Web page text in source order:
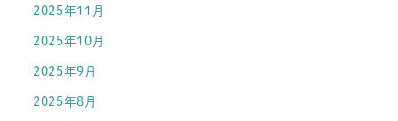
2025年11月
2025年10月
2025年9月
2025年8月